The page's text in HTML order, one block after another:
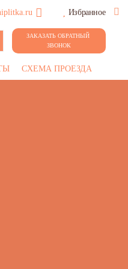
Избранное
ЗАКАЗАТЬ ОБРАТНЫЙ
ЗВОНОК
СХЕМА ПРОЕЗДА